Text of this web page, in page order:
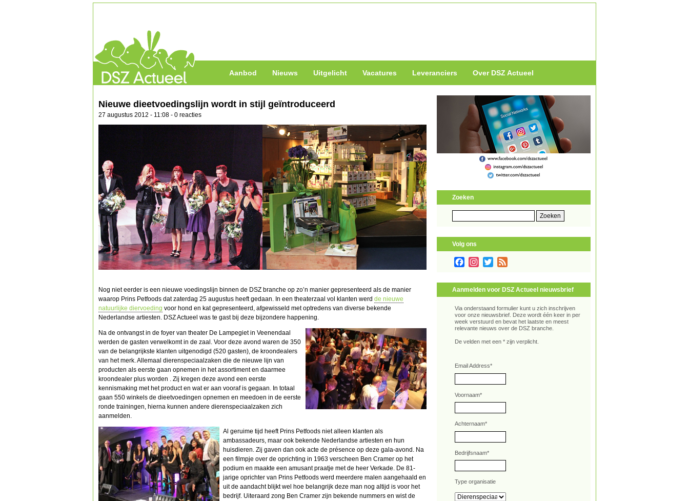
Aanbod Nieuws Uitgelicht Vacatures Leveranciers Over DSZ Actueel
Nieuwe dieetvoedingslijn wordt in stijl geïntroduceerd
27 augustus 2012 - 11:08 - 0 reacties
Nog niet eerder is een nieuwe voedingslijn binnen de DSZ branche op zo’n manier gepresenteerd als de manier
waarop Prins Petfoods dat zaterdag 25 augustus heeft gedaan. In een theaterzaal vol klanten werd de nieuwe
natuurlijke diervoeding voor hond en kat gepresenteerd, afgewisseld met optredens van diverse bekende
Nederlandse artiesten. DSZ Actueel was te gast bij deze bijzondere happening.
Na de ontvangst in de foyer van theater De Lampegiet in Veenendaal
werden de gasten verwelkomt in de zaal. Voor deze avond waren de 350
van de belangrijkste klanten uitgenodigd (520 gasten), de kroondealers
van het merk. Allemaal dierenspeciaalzaken die de nieuwe lijn van
producten als eerste gaan opnemen in het assortiment en daarmee
kroondealer plus worden . Zij kregen deze avond een eerste
kennismaking met het product en wat er aan vooraf is gegaan. In totaal
gaan 550 winkels de dieetvoedingen opnemen en meedoen in de eerste
ronde trainingen, hierna kunnen andere dierenspeciaalzaken zich
aanmelden.
Al geruime tijd heeft Prins Petfoods niet alleen klanten als
ambassadeurs, maar ook bekende Nederlandse artiesten en hun
huisdieren. Zij gaven dan ook acte de présence op deze gala-avond. Na
een filmpje over de oprichting in 1963 verscheen Ben Cramer op het
podium en maakte een amusant praatje met de heer Verkade. De 81-
jarige oprichter van Prins Petfoods werd meerdere malen aangehaald en
uit de aandacht blijkt wel hoe belangrijk deze man nog altijd is voor het
bedrijf. Uiteraard zong Ben Cramer zijn bekende nummers en wist de
Zoeken
naar:
Volg ons
FacebookInstagram
Twitter
Aanmelden voor DSZ Actueel nieuwsbrief
Via onderstaand formulier kunt u zich inschrijven
voor onze nieuwsbrief. Deze wordt één keer in per
week verstuurd en bevat het laatste en meest
relevante nieuws over de DSZ branche.
De velden met een * zijn verplicht.
Email Address*
Voornaam*
Achternaam*
Bedrijfsnaam*
Type organisatie